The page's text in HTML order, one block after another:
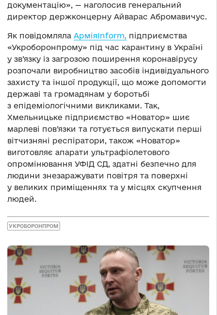
документацію», — наголосив генеральний
директор держконцерну Айварас Абромавичус.
Як повідомляла АрміяInform, підприємства
«Укроборонпрому» під час карантину в Україні
у зв’язку із загрозою поширення коронавірусу
розпочали виробництво засобів індивідуального
захисту та іншої продукції, що може допомогти
державі та громадянам у боротьбі
з епідеміологічними викликами. Так,
Хмельницьке підприємство «Новатор» шиє
марлеві пов’язки та готується випускати перші
вітчизняні респіратори, також «Новатор»
виготовляє апарати ультрафіолетового
опромінювання УФІД СД, здатні безпечно для
людини знезаражувати повітря та поверхні
у великих приміщеннях та у місцях скупчення
людей.
УКРОБОРОНПРОМ